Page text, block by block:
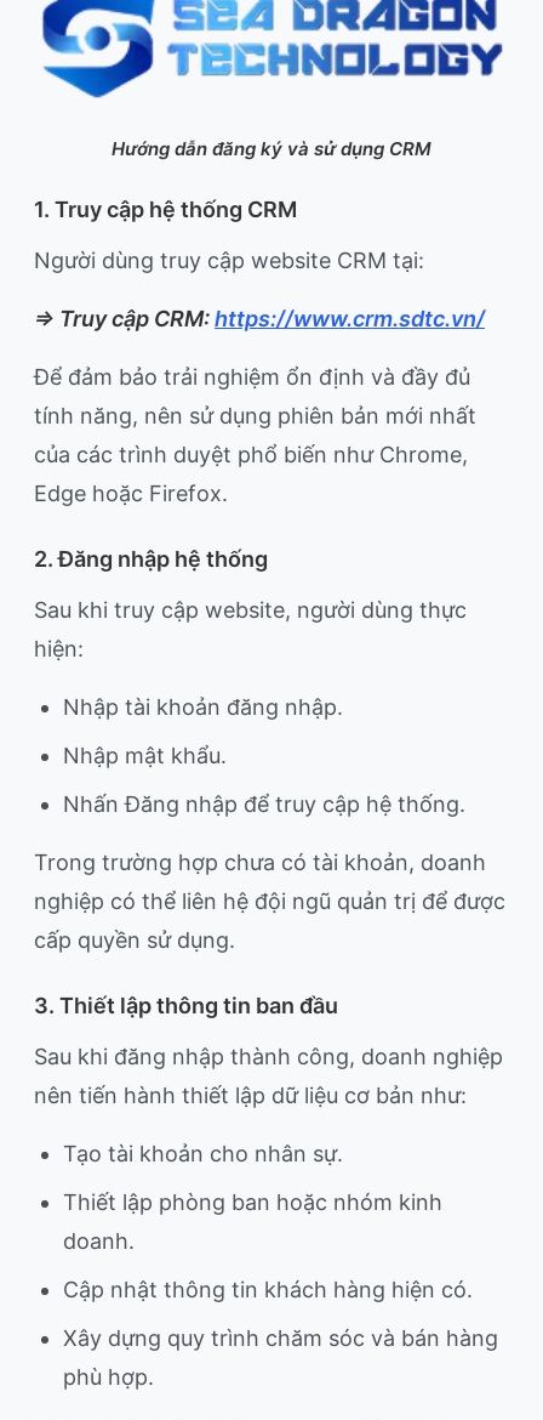
Hướng dẫn đăng ký và sử dụng CRM
1. Truy cập hệ thống CRM
Người dùng truy cập website CRM tại:
=> Truy cập CRM:https://www.crm.sdtc.vn/
Để đảm bảo trải nghiệm ổn định và đầy đủ
tính năng, nên sử dụng phiên bản mới nhất
của các trình duyệt phổ biến như Chrome,
Edge hoặc Firefox.
2. Đăng nhập hệ thống
Sau khi truy cập website, người dùng thực
hiện:
Nhập tài khoản đăng nhập.
Nhập mật khẩu.
Nhấn Đăng nhập để truy cập hệ thống.
Trong trường hợp chưa có tài khoản, doanh
nghiệp có thể liên hệ đội ngũ quản trị để được
cấp quyền sử dụng.
3. Thiết lập thông tin ban đầu
Sau khi đăng nhập thành công, doanh nghiệp
nên tiến hành thiết lập dữ liệu cơ bản như:
Tạo tài khoản cho nhân sự.
Thiết lập phòng ban hoặc nhóm kinh
doanh.
Cập nhật thông tin khách hàng hiện có.
Xây dựng quy trình chăm sóc và bán hàng
phù hợp.